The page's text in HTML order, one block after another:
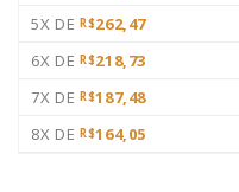
5X DE R$262,47
6X DE R$218,73
7X DE R$187,48
8X DE R$164,05